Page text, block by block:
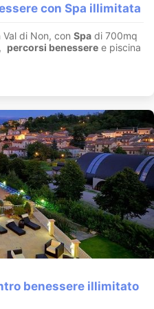
con Spa illimitata
di Non, con Spa di 700mq
percorsi benessere e piscina
benessere illimitato